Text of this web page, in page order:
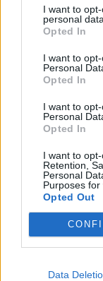
I want to
personal data.
Opted In
I want to
Personal
Opted In
I want to
Personal
Opted In
I want to
Retention,
Personal
Purposes for
Opted Out
Data
http://
v?
able to